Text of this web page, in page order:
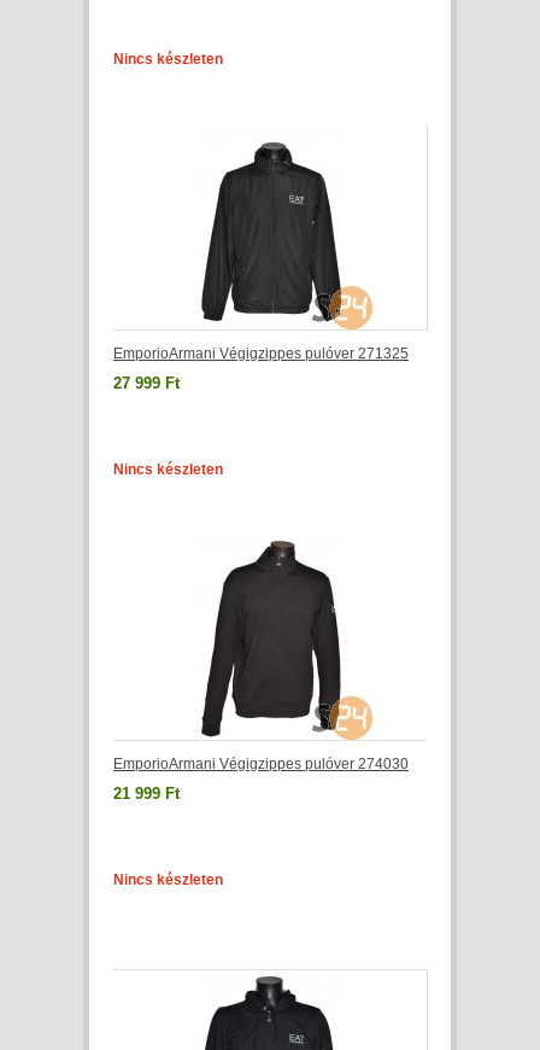
Nincs készleten
EmporioArmani Végigzippes pulóver 271325
27 999 Ft
Nincs készleten
EmporioArmani Végigzippes pulóver 274030
21 999 Ft
Nincs készleten